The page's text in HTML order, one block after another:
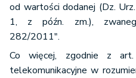
od wartości dodanej (Dz.
1, z późn. zm.),
282/2011".
Co więcej, zgodnie z art.
telekomunikacyjne w